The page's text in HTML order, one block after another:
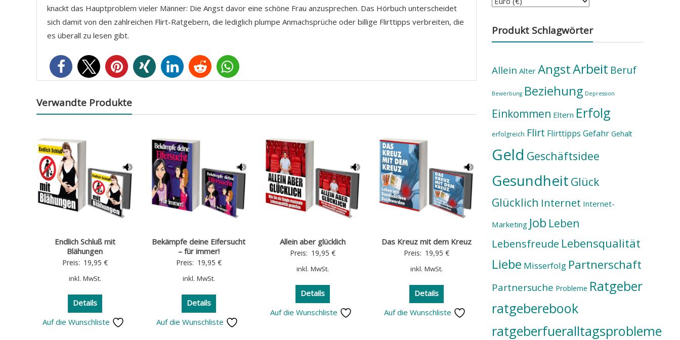
knackt das Hauptproblem vieler Männer: Die Angst davor eine schöne Frau anzusprechen. Das Hörbuch unterscheidet
sich damit von den zahlreichen Flirt-Ratgebern, die lediglich plumpe Anmachsprüche oder billige Flirttipps verbreiten, die
es überall zu lesen gibt.
Verwandte Produkte
Endlich Schluß mit
Blähungen
Preis: 19,95 €
inkl. MwSt.
Details
Auf die Wunschliste
Bekämpfe deine Eifersucht
– für immer!
Preis: 19,95 €
inkl. MwSt.
Details
Auf die Wunschliste
Allein aber glücklich
Preis: 19,95 €
inkl. MwSt.
Details
Auf die Wunschliste
Das Kreuz mit dem Kreuz
Preis: 19,95 €
inkl. MwSt.
Details
Auf die Wunschliste
Produkt Schlagwörter
Allein Alter AngstArbeit Beruf
Bewerbung Beziehung Depression
Einkommen Eltern Erfolg
erfolgreich Flirt Flirttipps Gefahr Gehalt
Geld Geschäftsidee
Gesundheit Glück
Glücklich Internet Internet-
Marketing Job Leben
Lebensfreude Lebensqualität
Liebe Misserfolg Partnerschaft
Partnersuche Probleme Ratgeber
ratgeberebook
ratgeberfueralltagsprobleme